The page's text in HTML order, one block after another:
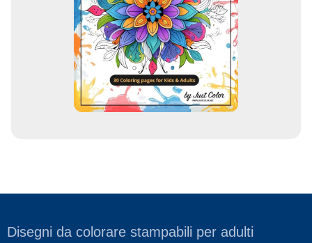
Disegni da colorare stampabili per adulti